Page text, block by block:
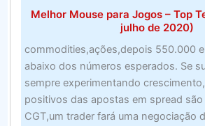
Melhor Mouse para Jogos – Top
julho de 2020)
commodities,ações,depois 550.000
abaixo dos números esperados. Se
sempre experimentando
positivos das apostas em spread
CGT,um trader fará uma negociação